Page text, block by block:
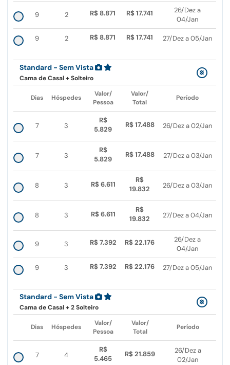
9 2 R$ 8.871 R$ 17.741
26/Dez a
04/Jan
9 2 R$ 8.871 R$ 17.741 27/Dez a 05/Jan
Standard - Sem Vista
Cama de Casal + Solteiro
Dias Hóspedes
Valor/
Pessoa
Valor/
Total
Período
7 3
R$
5.829
R$ 17.488 26/Dez a 02/Jan
7 3
R$
5.829
R$ 17.488 27/Dez a 03/Jan
8 3 R$ 6.611
R$
19.832
26/Dez a 03/Jan
8 3 R$ 6.611
R$
19.832
27/Dez a 04/Jan
9 3 R$ 7.392 R$ 22.176
26/Dez a
04/Jan
9 3 R$ 7.392 R$ 22.176 27/Dez a 05/Jan
Standard - Sem Vista
Cama de Casal + 2 Solteiro
Dias Hóspedes
Valor/
Pessoa
Valor/
Total
Período
7 4
R$
5.465
R$ 21.859
26/Dez a
02/Jan